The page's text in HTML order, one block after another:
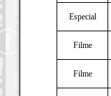
Especial
Filme
Filme